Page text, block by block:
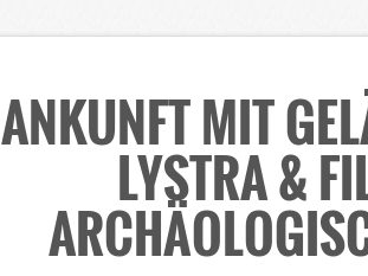
ANKUNFT MIT
LYSTRA &